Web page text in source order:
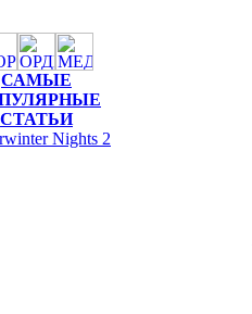
САМЫЕ
СТАТЬИ
Nights 2